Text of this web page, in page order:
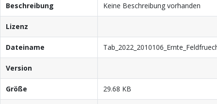
Beschreibung Keine Beschreibung vorhanden
Lizenz
Dateiname
Version
Größe 29.68 KB